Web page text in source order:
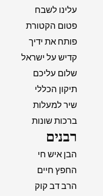
עלינו לשבח
פטום הקטורת
פותח את ידיך
קדיש על ישראל
שלום עליכם
תיקון הכללי
שיר למעלות
ברכות שונות
רבנים
הבן איש חי
החפץ חיים
הרב דב קוק